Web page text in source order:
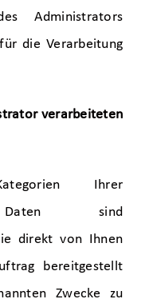
Administrators
die Verarbeitung
verarbeiteten
Ihrer
Daten sind
direkt von Ihnen
bereitgestellt
Zwecke zu